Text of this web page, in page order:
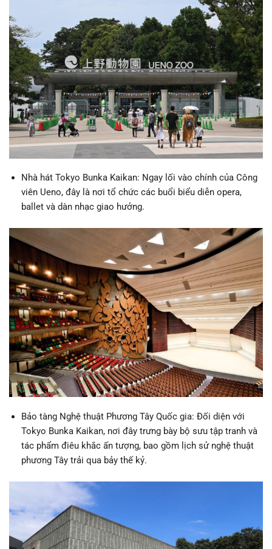
Nhà hát Tokyo Bunka Kaikan: Ngay lối vào chính của Công
viên Ueno, đây là nơi tổ chức các buổi biểu diễn opera,
ballet và dàn nhạc giao hưởng.
Bảo tàng Nghệ thuật Phương Tây Quốc gia: Đối diện với
Tokyo Bunka Kaikan, nơi đây trưng bày bộ sưu tập tranh và
tác phẩm điêu khắc ấn tượng, bao gồm lịch sử nghệ thuật
phương Tây trải qua bảy thế kỷ.